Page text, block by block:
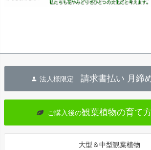
法人様限定 請求書払い 月締
ご購入後の観葉植物の育て
大型＆中型観葉植物